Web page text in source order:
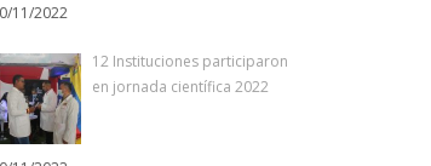
11/2022
12 Instituciones participaron
en jornada científica 2022